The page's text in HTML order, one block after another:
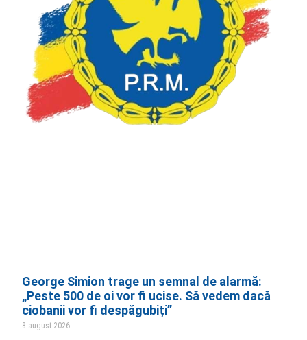
George Simion trage un semnal de alarmă:
„Peste 500 de oi vor fi ucise. Să vedem dacă
ciobanii vor fi despăgubiți”
8 august 2026